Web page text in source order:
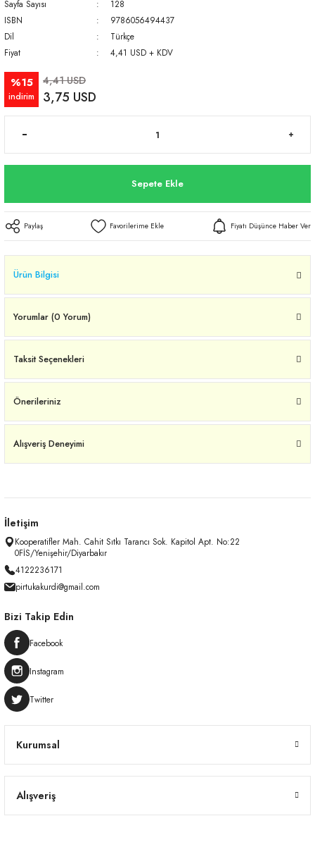
Sayfa Sayısı
128
ISBN
9786056494437
Dil
Türkçe
Fiyat
4,41 USD + KDV
%15
indirim
4,41 USD
3,75 USD
Sepete Ekle
Paylaş Fiyatı Düşünce Haber Ver
Ürün Bilgisi
Yorumlar (0 Yorum)
Taksit Seçenekleri
Önerileriniz
Alışveriş Deneyimi
İletişim
Kooperatifler Mah. Cahit Sıtkı Tarancı Sok. Kapitol Apt. No:22
0FİS/Yenişehir/Diyarbakır
4122236171
pirtukakurdi@gmail.com
Kurumsal
Alışveriş
Bizi Takip Edin
Facebook
Instagram
Twitter